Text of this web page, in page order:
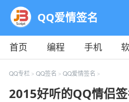
QQ爱情签名
首页 编程 手机
教程
平面 服务器
QQ专栏> QQ签名 > QQ爱情签名 >
2015好听的QQ情侣